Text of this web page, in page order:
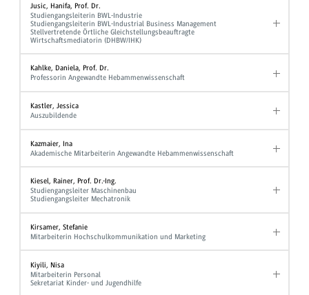
Jusic, Hanifa, Prof. Dr.
Studiengangsleiterin BWL-Industrie
Studiengangsleiterin BWL-Industrial Business Management
Stellvertretende Örtliche Gleichstellungsbeauftragte
Wirtschaftsmediatorin (DHBW/IHK)
Kahlke, Daniela, Prof. Dr.
Professorin Angewandte Hebammenwissenschaft
Kastler, Jessica
Auszubildende
Kazmaier, Ina
Akademische Mitarbeiterin Angewandte Hebammenwissenschaft
Kiesel, Rainer, Prof. Dr.-Ing.
Studiengangsleiter Maschinenbau
Studiengangsleiter Mechatronik
Kirsamer, Stefanie
Mitarbeiterin Hochschulkommunikation und Marketing
Kiyili, Nisa
Mitarbeiterin Personal
Sekretariat Kinder- und Jugendhilfe